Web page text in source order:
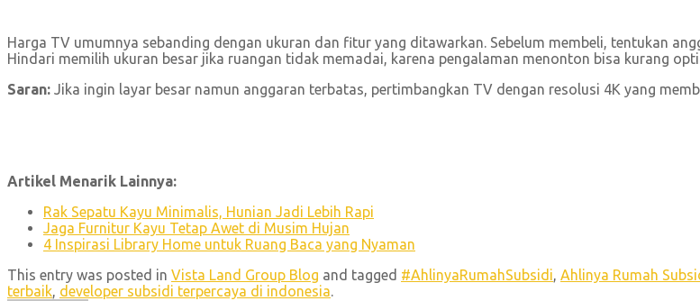
Harga TV umumnya sebanding dengan ukuran dan fitur yang ditawarkan. Sebelum membeli, tentukan
Hindari memilih ukuran besar jika ruangan tidak memadai, karena pengalaman menonton bisa kurang
Saran: Jika ingin layar besar namun anggaran terbatas, pertimbangkan TV dengan resolusi 4K yang
Artikel Menarik Lainnya:
Rak Sepatu Kayu Minimalis, Hunian Jadi Lebih Rapi
Jaga Furnitur Kayu Tetap Awet di Musim Hujan
4 Inspirasi Library Home untuk Ruang Baca yang Nyaman
This entry was posted in Vista Land Group Blog and tagged #AhlinyaRumahSubsidi, Ahlinya Rumah
terbaik, developer subsidi terpercaya di indonesia.